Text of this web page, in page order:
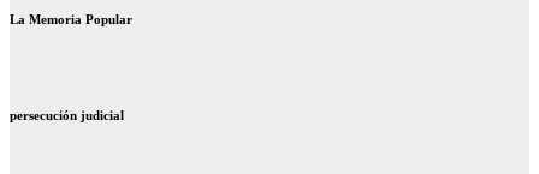
La Memoria Popular
persecución judicial